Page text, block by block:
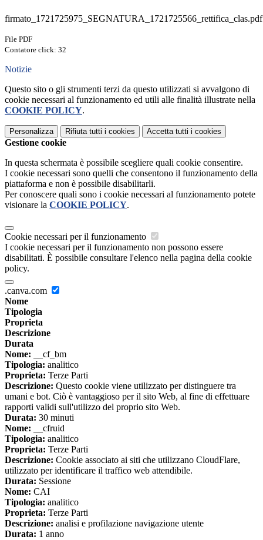
firmato_1721725975_SEGNATURA_1721725566_rettifica_clas.pdf
File PDF
Contatore click: 32
Notizie
Questo sito o gli strumenti terzi da questo utilizzati si avvalgono di
cookie necessari al funzionamento ed utili alle finalità illustrate nella
COOKIE POLICY.
Personalizza Rifiuta tutti i cookies Accetta tutti i cookies
Gestione cookie
In questa schermata è possibile scegliere quali cookie consentire.
I cookie necessari sono quelli che consentono il funzionamento della
piattaforma e non è possibile disabilitarli.
Per conoscere quali sono i cookie necessari al funzionamento potete
visionare la COOKIE POLICY.
Cookie necessari per il funzionamento
I cookie necessari per il funzionamento non possono essere
disabilitati. È possibile consultare l'elenco nella pagina della cookie
policy.
.canva.com
Nome
Tipologia
Proprieta
Descrizione
Durata
Nome: __cf_bm
Tipologia: analitico
Proprieta: Terze Parti
Descrizione: Questo cookie viene utilizzato per distinguere tra
umani e bot. Ciò è vantaggioso per il sito Web, al fine di effettuare
rapporti validi sull'utilizzo del proprio sito Web.
Durata: 30 minuti
Nome: __cfruid
Tipologia: analitico
Proprieta: Terze Parti
Descrizione: Cookie associato ai siti che utilizzano CloudFlare,
utilizzato per identificare il traffico web attendibile.
Durata: Sessione
Nome: CAI
Tipologia: analitico
Proprieta: Terze Parti
Descrizione: analisi e profilazione navigazione utente
Durata: 1 anno